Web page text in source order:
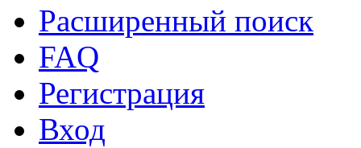
Расширенный поиск
FAQ
Регистрация
Вход